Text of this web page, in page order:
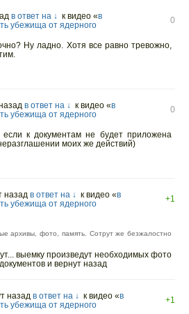
в ответ на ↓ к видео «в
убежища от ядерного
0
Ну ладно. Хотя все равно тревожно,
в ответ на ↓ к видео «в
убежища от ядерного
0
если к документам не будет приложена
моих же действий)
назад в ответ на ↓ к видео «в
убежища от ядерного
+1
архивы, фото, память. Сотрут же безжалостно
выемку произведут необходимых фото
и вернут назад
назад в ответ на ↓ к видео «в
убежища от ядерного
+1